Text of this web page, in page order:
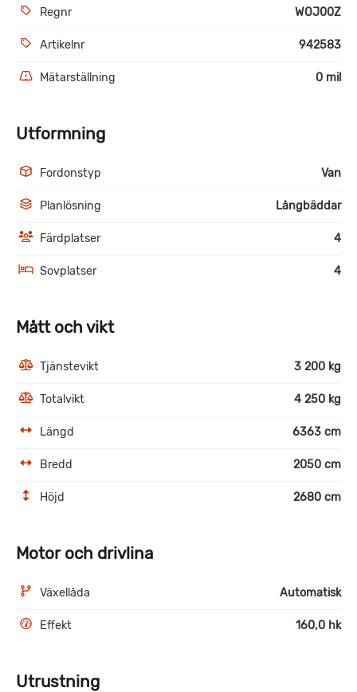
Regnr WOJ00Z
Artikelnr 942583
Mätarställning 0 mil
Utformning
Fordonstyp Van
Planlösning Långbäddar
Färdplatser 4
Sovplatser 4
Mått och vikt
Tjänstevikt 3 200 kg
Totalvikt 4 250 kg
Längd 6363 cm
Bredd 2050 cm
Höjd 2680 cm
Motor och drivlina
Växellåda Automatisk
Effekt 160,0 hk
Utrustning